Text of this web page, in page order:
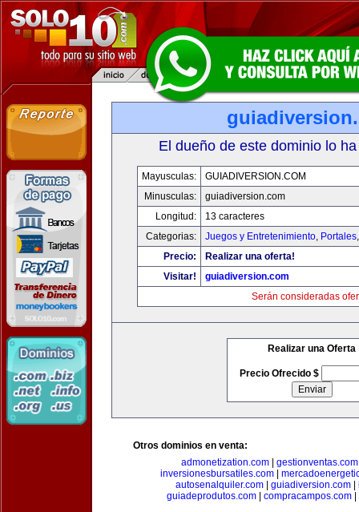
El dueño de este dominio lo
Mayusculas:
GUIADIVERSION.COM
Minusculas:
guiadiversion.com
Longitud:
13 caracteres
Categorias:
Juegos y Entretenimiento, Portales
Precio:
Realizar una oferta!
Visitar!
guiadiversion.com
Serán consideradas
Realizar una Oferta
Precio Ofrecido $
Otros dominios en venta:
admonetization.com| gestionventas.com
inversionesbursatiles.com|
autosenalquiler.com| guiadiversion.com|
guiadeprodutos.com| compracampos.com|